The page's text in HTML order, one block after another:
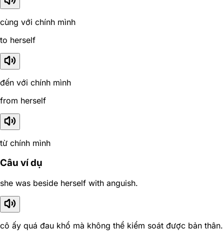
cùng với chính mình
to herself
đến với chính mình
from herself
từ chính mình
Câu ví dụ
she was beside herself with anguish.
cô ấy quá đau khổ mà không thể kiểm soát được bản thân.